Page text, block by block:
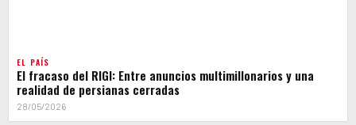
EL PAÍS
El fracaso del RIGI: Entre anuncios multimillonarios y una
realidad de persianas cerradas
28/05/2026